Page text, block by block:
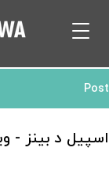
Post
اسپیل د بینز -